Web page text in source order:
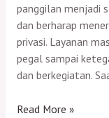
panggilan menjadi
dan berharap
privasi. Layanan
pegal sampai
dan berkegiatan.
Pijat
Read More »